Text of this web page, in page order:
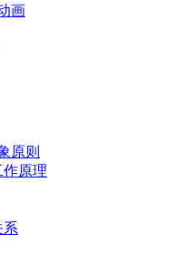
画
原则
原理
系